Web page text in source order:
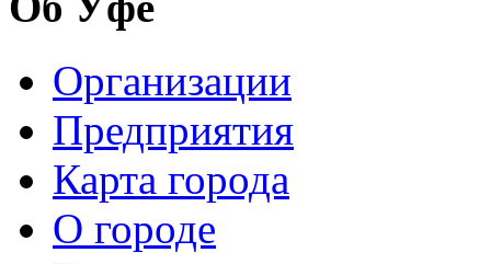
Организации
Предприятия
Карта города
О городе